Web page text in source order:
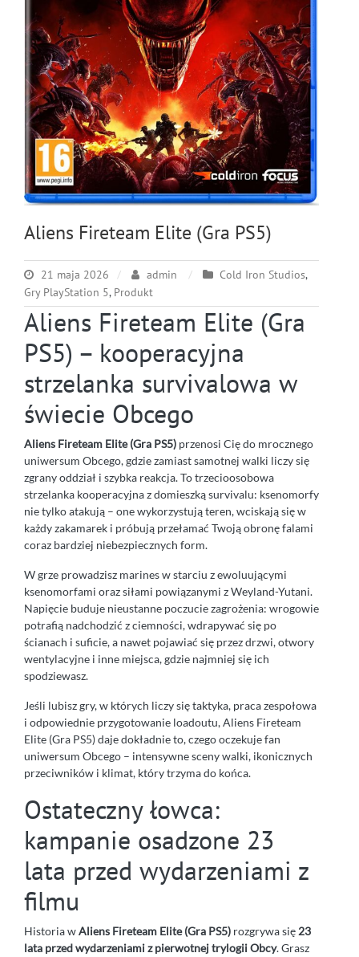
Aliens Fireteam Elite (Gra PS5)
21 maja 2026 admin Cold Iron Studios,
Gry PlayStation 5, Produkt
Aliens Fireteam Elite (Gra
PS5) – kooperacyjna
strzelanka survivalowa w
świecie Obcego
Aliens Fireteam Elite (Gra PS5) przenosi Cię do mrocznego
uniwersum Obcego, gdzie zamiast samotnej walki liczy się
zgrany oddział i szybka reakcja. To trzecioosobowa
strzelanka kooperacyjna z domieszką survivalu: ksenomorfy
nie tylko atakują – one wykorzystują teren, wciskają się w
każdy zakamarek i próbują przełamać Twoją obronę falami
coraz bardziej niebezpiecznych form.
W grze prowadzisz marines w starciu z ewoluującymi
ksenomorfami oraz siłami powiązanymi z Weyland-Yutani.
Napięcie buduje nieustanne poczucie zagrożenia: wrogowie
potrafią nadchodzić z ciemności, wdrapywać się po
ścianach i suficie, a nawet pojawiać się przez drzwi, otwory
wentylacyjne i inne miejsca, gdzie najmniej się ich
spodziewasz.
Jeśli lubisz gry, w których liczy się taktyka, praca zespołowa
i odpowiednie przygotowanie loadoutu, Aliens Fireteam
Elite (Gra PS5) daje dokładnie to, czego oczekuje fan
uniwersum Obcego – intensywne sceny walki, ikonicznych
przeciwników i klimat, który trzyma do końca.
Ostateczny łowca:
kampanie osadzone 23
lata przed wydarzeniami z
filmu
Historia wAliens Fireteam Elite (Gra PS5) rozgrywa się 23
lata przed wydarzeniami z pierwotnej trylogii Obcy. Grasz